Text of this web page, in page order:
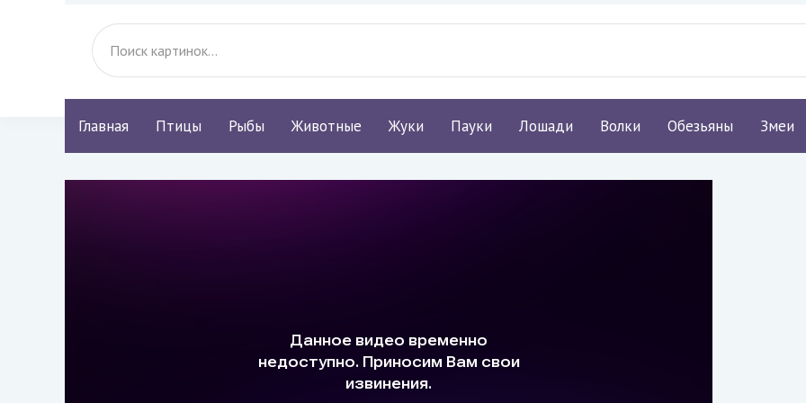
Главная Птицы Рыбы Животные Жуки Пауки Лошади Волки Обезьяны Змеи